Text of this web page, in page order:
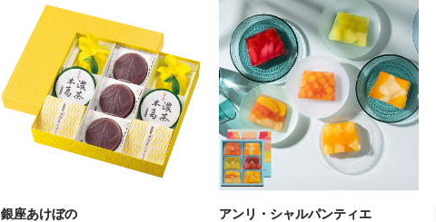
銀座あけぼの
アンリ・シャルパンティエ